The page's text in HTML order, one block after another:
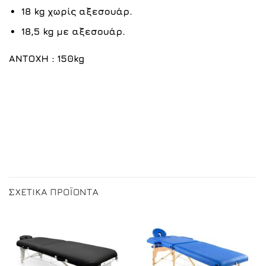
18 kg χωρίς αξεσουάρ.
18,5 kg με αξεσουάρ.
ΑΝΤΟΧΗ : 150kg
ΣΧΕΤΙΚΆ ΠΡΟΪΌΝΤΑ